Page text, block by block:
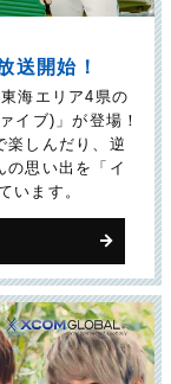
送開始！
海エリア4県の
イブ)」が登場！
楽しんだり、逆
の思い出を「イ
います。